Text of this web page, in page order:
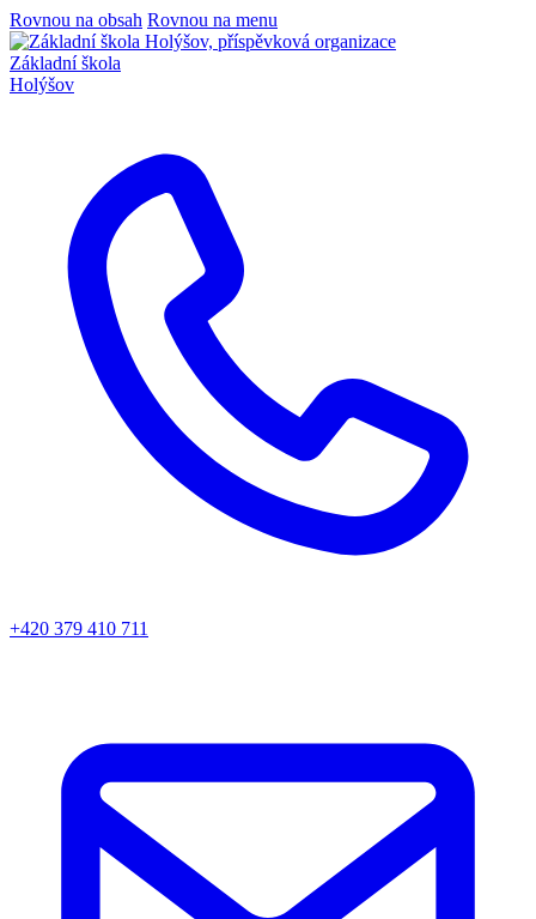
Rovnou na obsah Rovnou na menu
Základní škola
Holýšov
+420 379 410 711